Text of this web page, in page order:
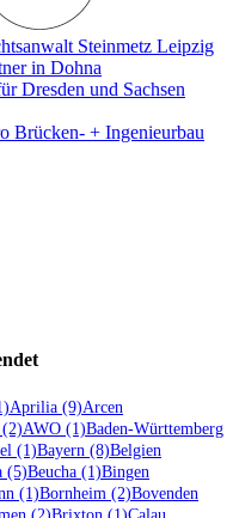
Aprilia (9)Arcen
(2)AWO (1)Baden-Württemberg
(1)Bayern (8)Belgien
(5)Beucha (1)Bingen
(1)Bornheim (2)Bovenden